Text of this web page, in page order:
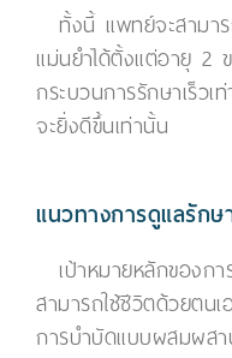
ทั้งนี้ แพทย์จะสามา
แม่นยำได้ตั้งแต่อายุ 2
กระบวนการรักษาเร็ว
จะยิ่งดีขึ้นเท่านั้น
แนวทางการดูแลรักษ
เป้าหมายหลักของก
สามารถใช้ชีวิตด้วยตน
การบำบัดแบบผสมผส